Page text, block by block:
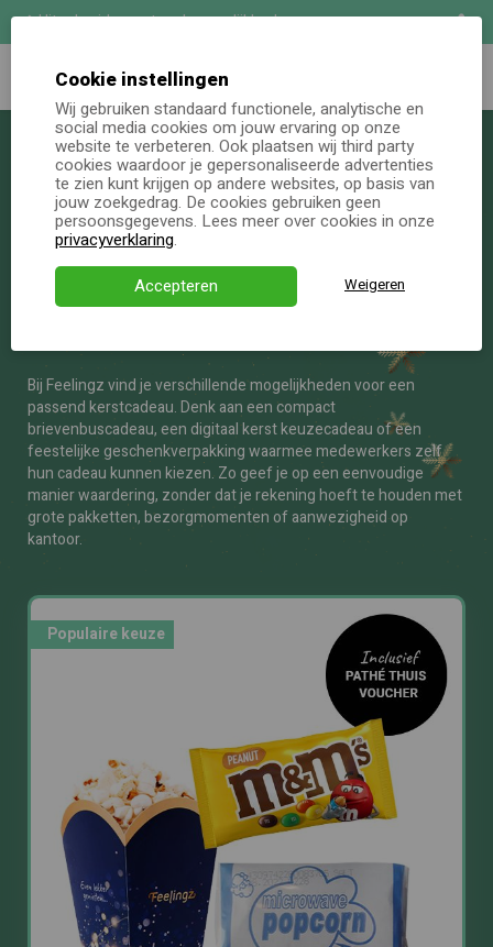
Wij maken het persoonlijk
Online keuzecadeau
Kerstpakketten
Alle momenten
Verjaardagsservice
Zoeken
Brievenbus kerstpakket
Brievenbus kerstpakket
Op zoek naar een brievenbus kerstpakket voor je medewerkers,
collega’s of zakelijke relaties? Met een kerstpakket door de
brievenbus geef je een attent cadeau dat eenvoudig te
versturen is en toch persoonlijk aanvoelt. Ideaal wanneer
Bij Feelingz vind je verschillende mogelijkheden voor een
passend kerstcadeau. Denk aan een compact
brievenbuscadeau, een digitaal kerst keuzecadeau of een
feestelijke geschenkverpakking waarmee medewerkers zelf
hun cadeau kunnen kiezen. Zo geef je op een eenvoudige
manier waardering, zonder dat je rekening hoeft te houden met
grote pakketten, bezorgmomenten of aanwezigheid op
kantoor.
Cookie instellingen
Wij gebruiken standaard functionele, analytische en
social media cookies om jouw ervaring op onze
website te verbeteren. Ook plaatsen wij third party
cookies waardoor je gepersonaliseerde advertenties
te zien kunt krijgen op andere websites, op basis van
jouw zoekgedrag. De cookies gebruiken geen
persoonsgegevens. Lees meer over cookies in onze
privacyverklaring.
Accepteren
Weigeren